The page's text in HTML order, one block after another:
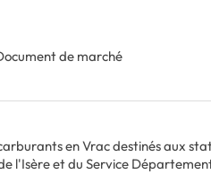
de marché
en Vrac destinés aux
l'Isère et du Service